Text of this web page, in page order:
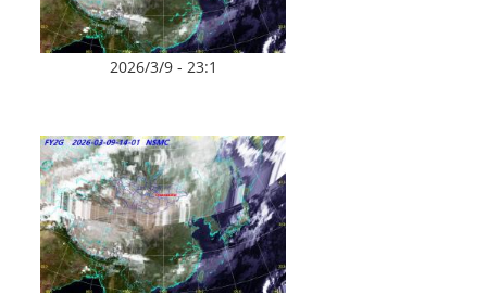
2026/3/9 - 23:1